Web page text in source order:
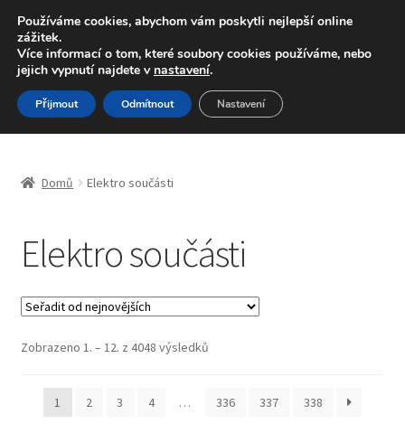
DOPRAVA od 139,-Kč
Volejte po-pá 9-16 704 494 494
Přeskočit
na
navigaci
Přejít
k
obsahu
Celosvětová doprava
Doprava
Kontakt
Košík
Domů Elektro součásti
Elektro součásti
Zobrazeno 1. – 12. z 4048 výsledkůSeřazeno
1
2 3 4 … 336 337 338
Používáme cookies, abychom vám poskytli nejlepší online
zážitek.
Více informací o tom, které soubory cookies používáme, nebo
jejich vypnutí najdete v nastavení.
Přijmout Odmítnout Nastavení